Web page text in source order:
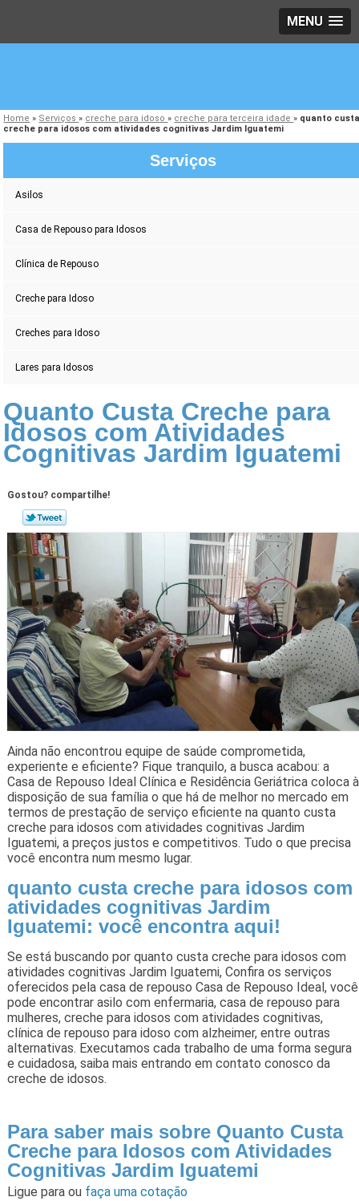
MENU
Home » Serviços» creche para idoso» creche para terceira idade» quanto
creche para idosos com atividades cognitivas Jardim Iguatemi
Serviços
Asilos
Casa de Repouso para Idosos
Clínica de Repouso
Creche para Idoso
Creches para Idoso
Lares para Idosos
Quanto Custa Creche para
Idosos com Atividades
Cognitivas Jardim Iguatemi
Gostou? compartilhe!
Ainda não encontrou equipe de saúde comprometida,
experiente e eficiente? Fique tranquilo, a busca acabou: a
Casa de Repouso Ideal Clínica e Residência Geriátrica coloca à
disposição de sua família o que há de melhor no mercado em
termos de prestação de serviço eficiente na quanto custa
creche para idosos com atividades cognitivas Jardim
Iguatemi, a preços justos e competitivos. Tudo o que precisa
você encontra num mesmo lugar.
quanto custa creche para idosos com
atividades cognitivas Jardim
Iguatemi: você encontra aqui!
Se está buscando por quanto custa creche para idosos com
atividades cognitivas Jardim Iguatemi, Confira os serviços
oferecidos pela casa de repouso Casa de Repouso Ideal, você
pode encontrar asilo com enfermaria, casa de repouso para
mulheres, creche para idosos com atividades cognitivas,
clínica de repouso para idoso com alzheimer, entre outras
alternativas. Executamos cada trabalho de uma forma segura
e cuidadosa, saiba mais entrando em contato conosco da
creche de idosos.
Para saber mais sobre Quanto Custa
Creche para Idosos com Atividades
Cognitivas Jardim Iguatemi
Ligue para ou faça uma cotação